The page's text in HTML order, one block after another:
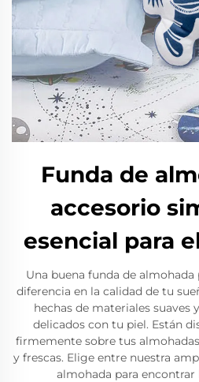
Funda de
accesorio
esencial para
Una buena funda de
diferencia en la calidad de tu
hechas de materiales suaves
delicados con tu piel. Están
firmemente sobre tus
y frescas. Elige entre nuestra
almohada para encontrar